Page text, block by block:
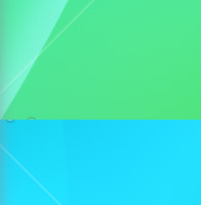
draw
attention
to the
use of
formulas
to be
Santana,